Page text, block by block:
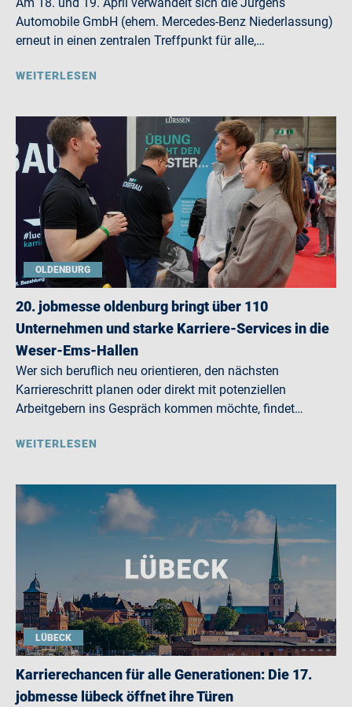
Automobile GmbH (ehem. Mercedes-Benz Niederlassung)
erneut in einen zentralen Treffpunkt für alle,…
WEITERLESEN
OLDENBURG
20. jobmesse oldenburg bringt über 110
Unternehmen und starke Karriere-Services in die
Weser-Ems-Hallen
Wer sich beruflich neu orientieren, den nächsten
Karriereschritt planen oder direkt mit potenziellen
Arbeitgebern ins Gespräch kommen möchte, findet…
WEITERLESEN
LÜBECK
Karrierechancen für alle Generationen: Die 17.
jobmesse lübeck öffnet ihre Türen